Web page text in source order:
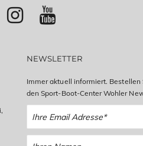
NEWSLETTER
Immer aktuell informiert. Bestellen
den Sport-Boot-Center Wohler